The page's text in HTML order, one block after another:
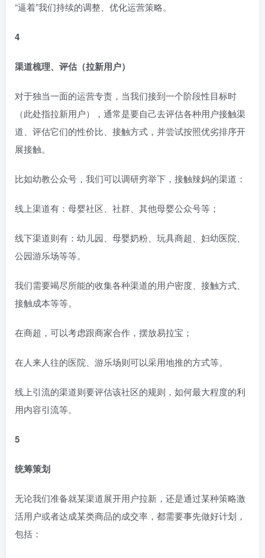
“逼着”我们持续的调整、优化运营策略。
4
渠道梳理、评估（拉新用户）
对于独当一面的运营专责，当我们接到一个阶段性目标时
（此处指拉新用户），通常是要自己去评估各种用户接触渠
道、评估它们的性价比、接触方式，并尝试按照优劣排序开
展接触。
比如幼教公众号，我们可以调研穷举下，接触辣妈的渠道：
线上渠道有：母婴社区、社群、其他母婴公众号等；
线下渠道则有：幼儿园、母婴奶粉、玩具商超、妇幼医院、
公园游乐场等等。
我们需要竭尽所能的收集各种渠道的用户密度、接触方式、
接触成本等等。
在商超，可以考虑跟商家合作，摆放易拉宝；
在人来人往的医院、游乐场则可以采用地推的方式等。
线上引流的渠道则要评估该社区的规则，如何最大程度的利
用内容引流等。
5
统筹策划
无论我们准备就某渠道展开用户拉新，还是通过某种策略激
活用户或者达成某类商品的成交率，都需要事先做好计划，
包括：